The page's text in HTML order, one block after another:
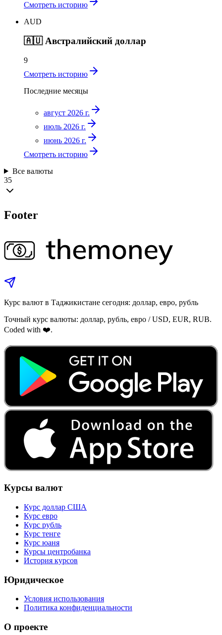
Смотреть историю
AUD
🇦🇺 Австралийский доллар
9
Смотреть историю
Последние месяцы
август 2026 г.
июль 2026 г.
июнь 2026 г.
Смотреть историю
Все валюты
35
Footer
Курс валют в Таджикистане сегодня: доллар, евро, рубль
Точный курс валюты: доллар, рубль, евро / USD, EUR, RUB.
Coded with ❤️.
Курсы валют
Курс доллар США
Курс евро
Курс рубль
Курс тенге
Курс юаня
Курсы центробанка
История курсов
Юридическое
Условия использования
Политика конфиденциальности
О проекте